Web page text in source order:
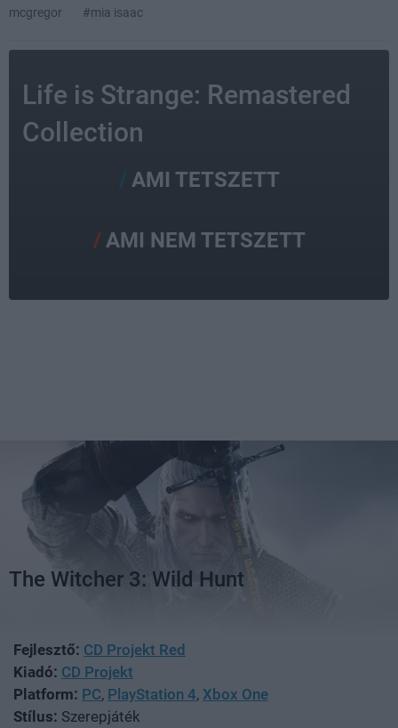
mcgregor
#mia isaac
Life is Strange: Remastered
Collection
AMI TETSZETT
AMI NEM TETSZETT
The Witcher 3: Wild Hunt
Fejlesztő: CD Projekt Red
Kiadó: CD Projekt
Platform: PC, PlayStation 4, Xbox One
Stílus: Szerepjáték